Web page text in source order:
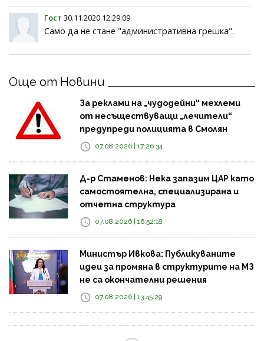
Гост 30.11.2020 12:29:09
Само да не стане "административна грешка".
Още от Новини
За реклами на „чудодейни“ мехлеми
от несъществуващи „лечители“
предупреди полицията в Смолян
07.08.2026 | 17:26:34
Д-р Стаменов: Нека запазим ЦАР като
самостоятелна, специализирана и
отчетна структура
07.08.2026 | 16:52:18
Министър Ивкова: Публикуваните
идеи за промяна в структурите на МЗ
не са окончателни решения
07.08.2026 | 13:45:29